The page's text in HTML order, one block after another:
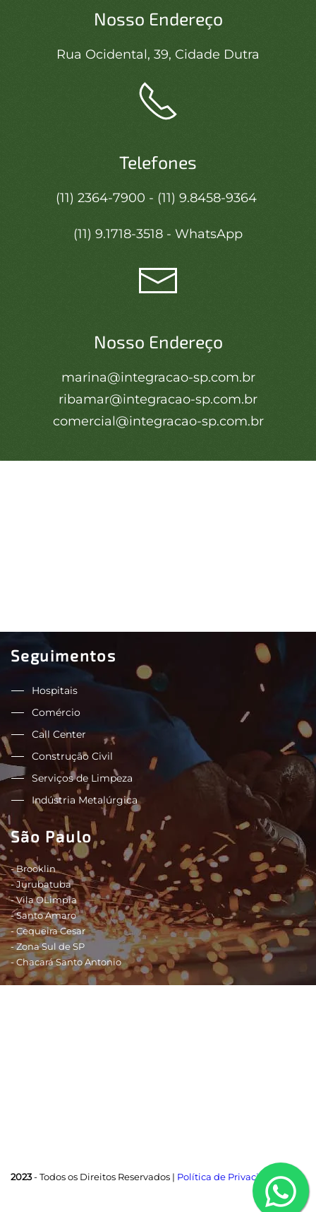
Nosso Endereço
Rua Ocidental, 39, Cidade Dutra
Telefones
(11) 2364-7900 - (11) 9.8458-9364
(11) 9.1718-3518 - WhatsApp
Nosso Endereço
marina@integracao-sp.com.br
ribamar@integracao-sp.com.br
comercial@integracao-sp.com.br
Seguimentos
Hospitais
Comércio
Call Center
Construção Civil
Serviços de Limpeza
Indústria Metalúrgica
São Paulo
- Brooklin
- Jurubatuba
- Vila OLimpia
- Santo Amaro
- Cequeira Cesar
- Zona Sul de SP
- Chacará Santo Antonio
2023- Todos os Direitos Reservados | Política de Privacidade